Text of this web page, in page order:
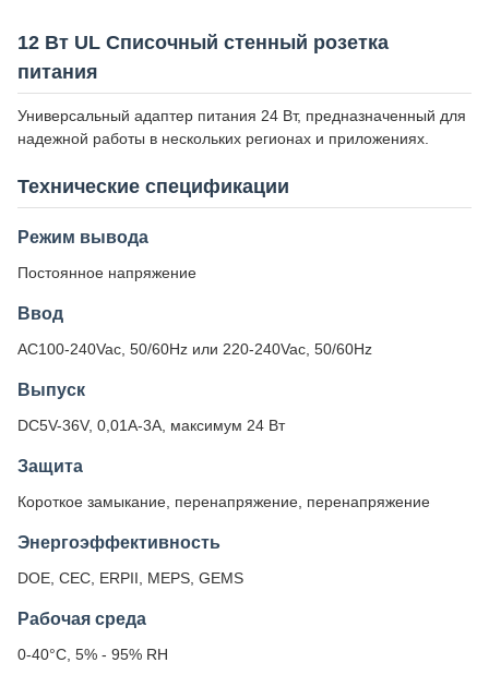
12 Вт UL Списочный стенный розетка
питания
Универсальный адаптер питания 24 Вт, предназначенный для
надежной работы в нескольких регионах и приложениях.
Технические спецификации
Режим вывода
Постоянное напряжение
Ввод
AC100-240Vac, 50/60Hz или 220-240Vac, 50/60Hz
Выпуск
DC5V-36V, 0,01A-3A, максимум 24 Вт
Защита
Короткое замыкание, перенапряжение, перенапряжение
Энергоэффективность
DOE, CEC, ERPII, MEPS, GEMS
Рабочая среда
0-40°C, 5% - 95% RH